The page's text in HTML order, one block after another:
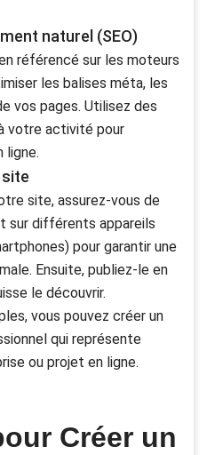
naturel (SEO)
référencé sur les moteurs
les balises méta, les
vos pages. Utilisez des
votre activité pour
ligne.
site, assurez-vous de
sur différents appareils
pour garantir une
Ensuite, publiez-le en
le découvrir.
vous pouvez créer un
qui représente
ou projet en ligne.
Créer un